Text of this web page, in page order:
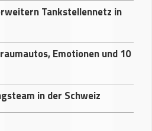
Tankstellennetz in
Emotionen und 10
in der Schweiz